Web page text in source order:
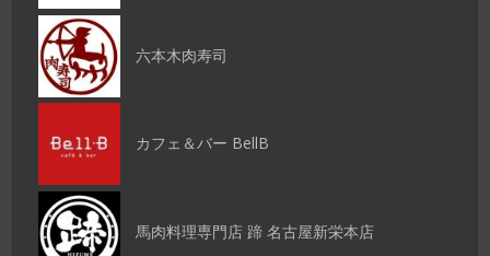
六本木肉寿司
カフェ＆バー BellB
馬肉料理専門店 蹄 名古屋新栄本店